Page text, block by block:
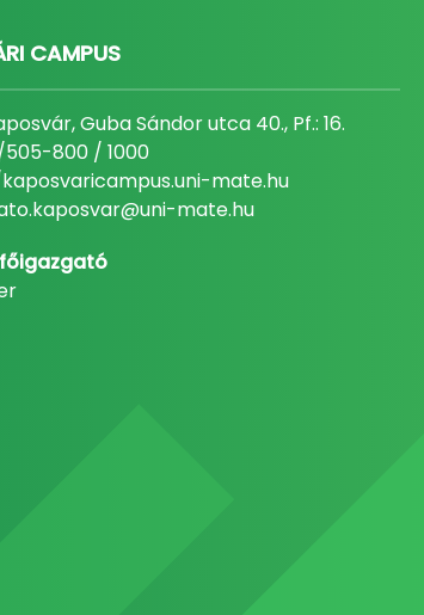
CAMPUS
Guba Sándor utca 40., Pf.: 16.
800 / 1000
mate.hu
mate.hu